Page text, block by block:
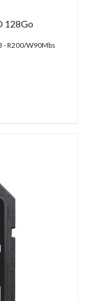
128Go
- R200/W90Mbs